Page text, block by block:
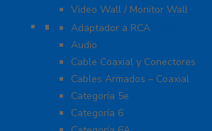
Video Wall / Monitor Wall
Cables Y Conectores
Adaptador a RCA
Audio
Cable Coaxial y Conectores
Cables Armados – Coaxial
Categoría 5e
Categoría 6